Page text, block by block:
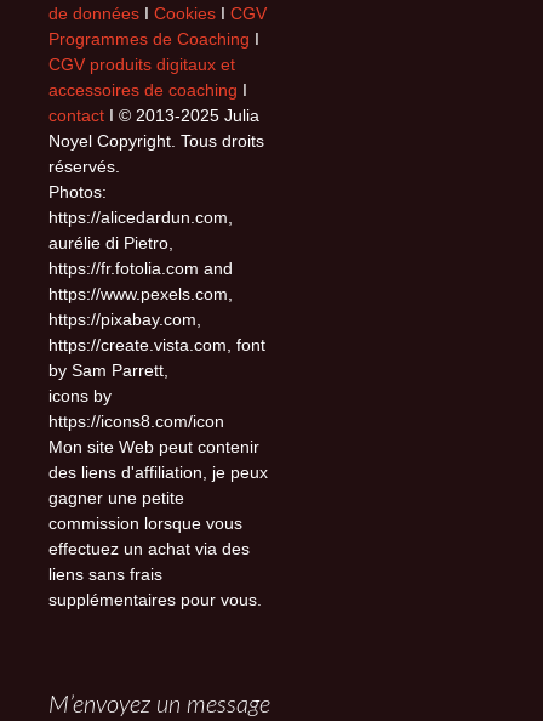
de données I Cookies I CGV
Programmes de Coaching I
CGV produits digitaux et
accessoires de coaching I
contact I © 2013-2025 Julia
Noyel Copyright. Tous droits
réservés.
Photos:
https://alicedardun.com,
aurélie di Pietro,
https://fr.fotolia.com and
https://www.pexels.com,
https://pixabay.com,
https://create.vista.com, font
by Sam Parrett,
icons by
https://icons8.com/icon
Mon site Web peut contenir
des liens d'affiliation, je peux
gagner une petite
commission lorsque vous
effectuez un achat via des
liens sans frais
supplémentaires pour vous.
M’envoyez un message